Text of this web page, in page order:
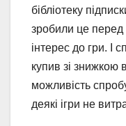
бібліотеку
зробили це перед
інтерес до гри. І
купив зі знижкою
можливість
деякі ігри не